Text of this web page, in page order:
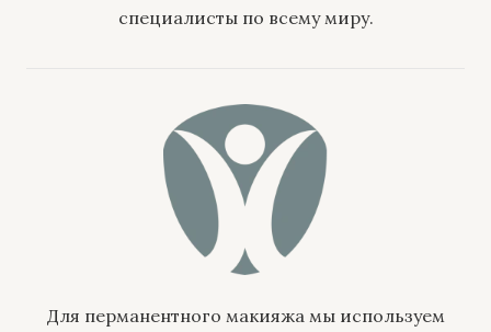
специалисты по всему миру.
Для перманентного макияжа мы используем